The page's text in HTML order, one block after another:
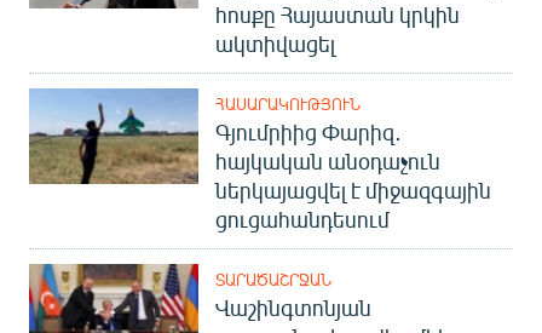
«Ազատության» բոլոր կայքերը
հոսքը Հայաստան կրկին
ակտիվացել
ՀԱՍԱՐԱԿՈՒԹՅՈՒՆ
Գյումրիից Փարիզ․
հայկական անօդաչուն
ներկայացվել է միջազգային
ցուցահանդեսում
ՏԱՐԱԾԱՇՐՋԱՆ
Վաշինգտոնյան